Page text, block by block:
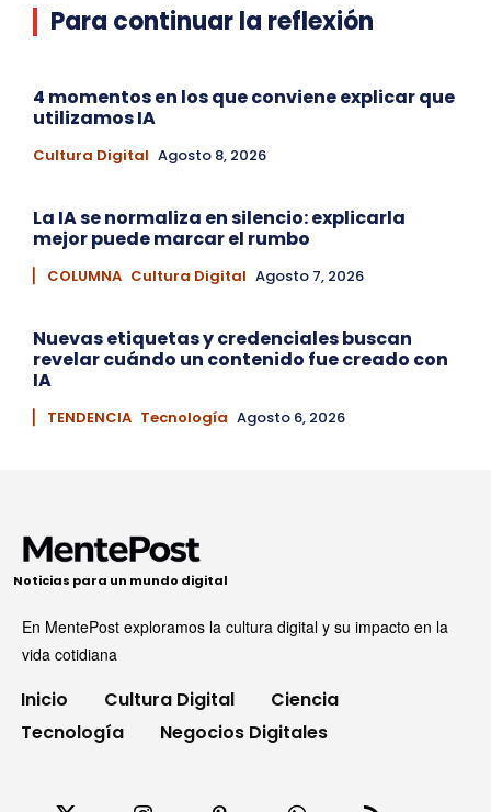
Para continuar la reflexión
4 momentos en los que conviene explicar que
utilizamos IA
Cultura Digital Agosto 8, 2026
La IA se normaliza en silencio: explicarla
mejor puede marcar el rumbo
▏ COLUMNA Cultura Digital Agosto 7, 2026
Nuevas etiquetas y credenciales buscan
revelar cuándo un contenido fue creado con
IA
▏ TENDENCIA Tecnología Agosto 6, 2026
Noticias para un mundo digital
En MentePost exploramos la cultura digital y su impacto en la
vida cotidiana
Inicio Cultura Digital
Ciencia
Tecnología
Negocios Digitales